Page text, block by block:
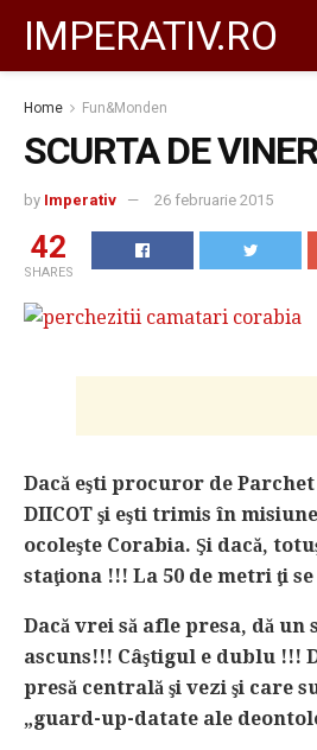
IMPERATIV.RO
Home Fun&Monden
SCURTA DE
by Imperativ 26 februarie 2015
42
SHARES
Dacă eşti procuror de
DIICOT şi eşti trimis în
ocoleşte Corabia. Şi dacă,
staţiona !!! La 50 de metri ţi
Dacă vrei să afle presa, dă un
ascuns!!! Câştigul e dublu !!!
presă centrală şi vezi şi care
„guard-up-datate ale